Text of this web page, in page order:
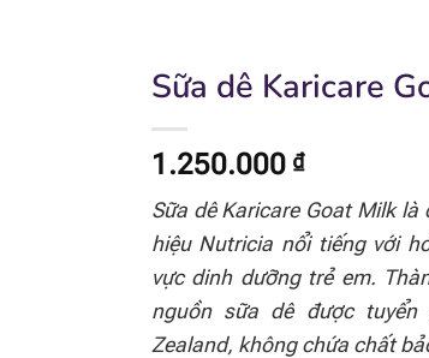
Sữa dê Karicare
1.250.000 ₫
Sữa dê Karicare Goat Milk
hiệu Nutricia nổi tiếng với
vực dinh dưỡng trẻ em.
nguồn sữa dê được
Zealand, không chứa chất